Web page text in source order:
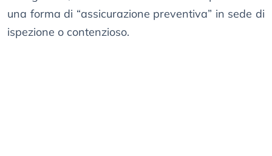
una forma di “assicurazione preventiva” in sede di
ispezione o contenzioso.